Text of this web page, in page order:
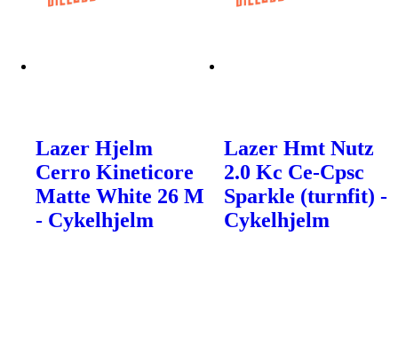
Lazer Hjelm
Cerro Kineticore
Matte White 26 M
- Cykelhjelm
Lazer Hmt Nutz
2.0 Kc Ce-Cpsc
Sparkle (turnfit) -
Cykelhjelm